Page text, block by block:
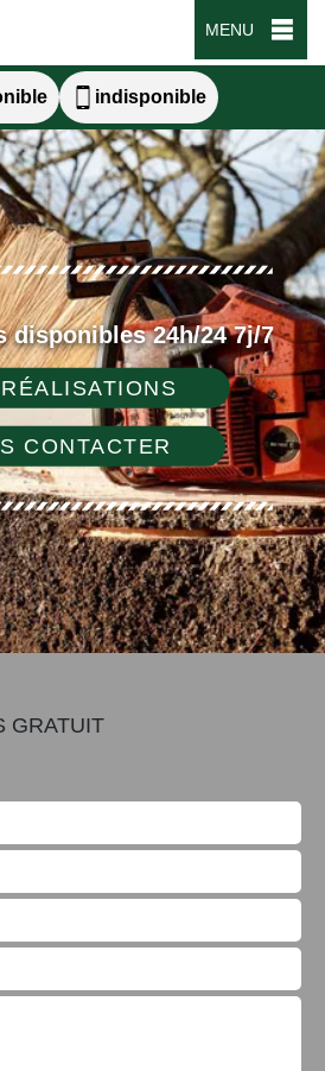
MENU
indisponible
disponibles 24h/24 7j/7
CONTACTER
GRATUIT